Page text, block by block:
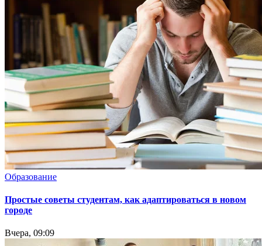
Образование
Простые советы студентам, как адаптироваться в новом
городе
Вчера, 09:09